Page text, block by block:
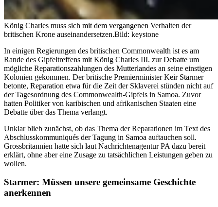
König Charles muss sich mit dem vergangenen Verhalten der
britischen Krone auseinandersetzen.Bild: keystone
In einigen Regierungen des britischen Commonwealth ist es am
Rande des Gipfeltreffens mit König Charles III. zur Debatte um
mögliche Reparationszahlungen des Mutterlandes an seine einstigen
Kolonien gekommen. Der britische Premierminister Keir Starmer
betonte, Reparation etwa für die Zeit der Sklaverei stünden nicht auf
der Tagesordnung des Commonwealth-Gipfels in Samoa. Zuvor
hatten Politiker von karibischen und afrikanischen Staaten eine
Debatte über das Thema verlangt.
Unklar blieb zunächst, ob das Thema der Reparationen im Text des
Abschlusskommuniqués der Tagung in Samoa auftauchen soll.
Grossbritannien hatte sich laut Nachrichtenagentur PA dazu bereit
erklärt, ohne aber eine Zusage zu tatsächlichen Leistungen geben zu
wollen.
Starmer: Müssen unsere gemeinsame Geschichte
anerkennen